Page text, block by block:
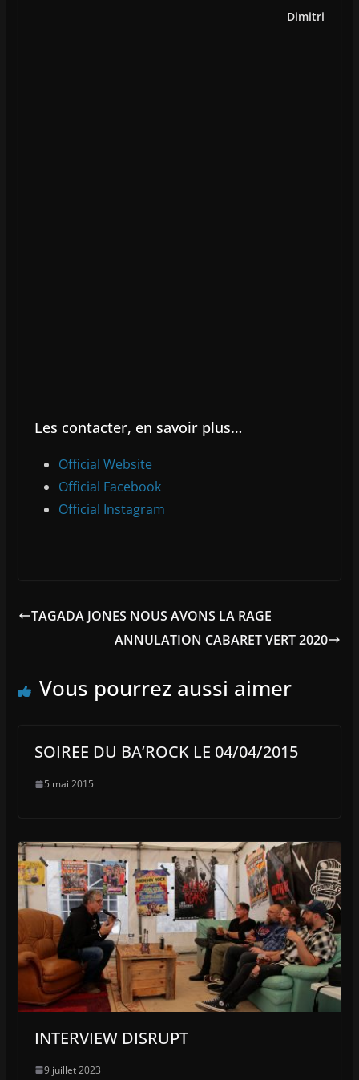
Dimitri
Les contacter, en savoir plus…
Official Website
Official Facebook
Official Instagram
TAGADA JONES NOUS AVONS LA RAGE
ANNULATION CABARET VERT 2020
Vous pourrez aussi aimer
SOIREE DU BA’ROCK LE 04/04/2015
5 mai 2015
INTERVIEW DISRUPT
9 juillet 2023